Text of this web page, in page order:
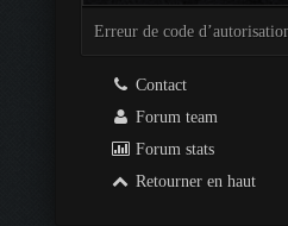
Erreur de code
Contact
Forum team
Forum stats
Retourner en haut